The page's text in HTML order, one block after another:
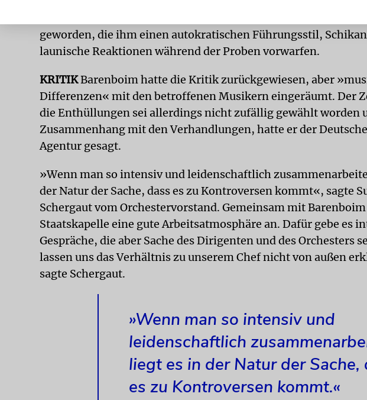
geworden, die ihm einen autokratischen Führungsstil,
launische Reaktionen während der Proben vorwarfen.
KRITIKBarenboim hatte die Kritik zurückgewiesen, aber
Differenzen« mit den betroffenen Musikern eingeräumt. Der
die Enthüllungen sei allerdings nicht zufällig gewählt worden
Zusammenhang mit den Verhandlungen, hatte er der
Agentur gesagt.
»Wenn man so intensiv und leidenschaftlich
der Natur der Sache, dass es zu Kontroversen kommt«, sagte
Schergaut vom Orchestervorstand. Gemeinsam mit
Staatskapelle eine gute Arbeitsatmosphäre an. Dafür gebe es
Gespräche, die aber Sache des Dirigenten und des Orchesters
lassen uns das Verhältnis zu unserem Chef nicht von außen
sagte Schergaut.
»Wenn man so intensiv und
leidenschaftlich
liegt es in der Natur der Sache,
es zu Kontroversen kommt.«